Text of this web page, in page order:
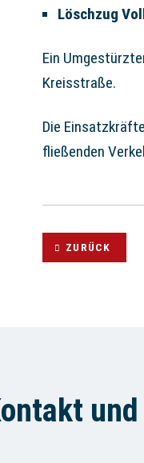
Löschzug
Ein
Kreisstraße.
Die
fließenden
ZURÜCK